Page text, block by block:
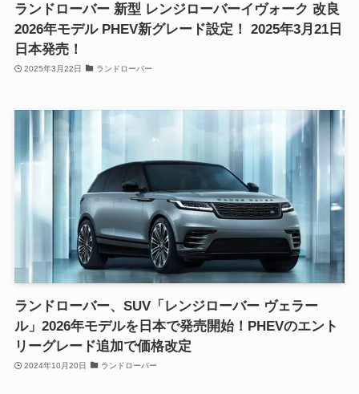
ランドローバー 新型 レンジローバーイヴォーク 改良
2026年モデル PHEV新グレード設定！ 2025年3月21日
日本発売！
2025年3月22日 ランドローバー
ランドローバー、SUV「レンジローバー ヴェラー
ル」2026年モデルを日本で発売開始！PHEVのエント
リーグレード追加で価格改定
2024年10月20日 ランドローバー